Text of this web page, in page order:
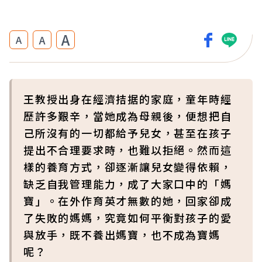
A A A
王教授出身在經濟拮据的家庭，童年時經
歷許多艱辛，當她成為母親後，便想把自
己所沒有的一切都給予兒女，甚至在孩子
提出不合理要求時，也難以拒絕。然而這
樣的養育方式，卻逐漸讓兒女變得依賴，
缺乏自我管理能力，成了大家口中的「媽
寶」。在外作育英才無數的她，回家卻成
了失敗的媽媽，究竟如何平衡對孩子的愛
與放手，既不養出媽寶，也不成為寶媽
呢？